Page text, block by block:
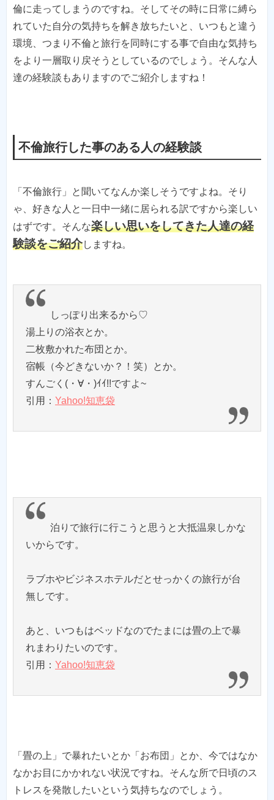
倫に走ってしまうのですね。そしてその時に日常に縛ら
れていた自分の気持ちを解き放ちたいと、いつもと違う
環境、つまり不倫と旅行を同時にする事で自由な気持ち
をより一層取り戻そうとしているのでしょう。そんな人
達の経験談もありますのでご紹介しますね！
不倫旅行した事のある人の経験談
「不倫旅行」と聞いてなんか楽しそうですよね。そり
ゃ、好きな人と一日中一緒に居られる訳ですから楽しい
はずです。そんな楽しい思いをしてきた人達の経
験談をご紹介しますね。
しっぽり出来るから♡
湯上りの浴衣とか。
二枚敷かれた布団とか。
宿帳（今どきないか？！笑）とか。
すんごく(・∀・)ｲｲ!!ですよ~
引用： Yahoo!知恵袋
泊りで旅行に行こうと思うと大抵温泉しかな
いからです。
ラブホやビジネスホテルだとせっかくの旅行が台
無しです。
あと、いつもはベッドなのでたまには畳の上で暴
れまわりたいのです。
引用： Yahoo!知恵袋
「畳の上」で暴れたいとか「お布団」とか、今ではなか
なかお目にかかれない状況ですね。そんな所で日頃のス
トレスを発散したいという気持ちなのでしょう。